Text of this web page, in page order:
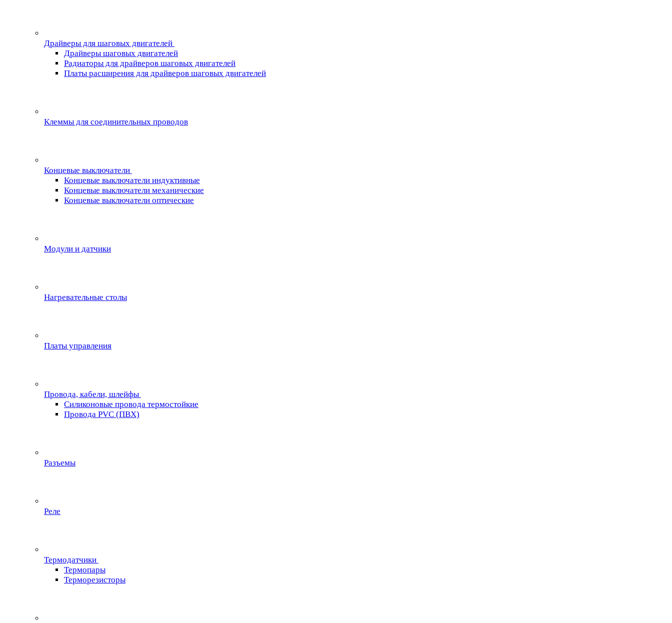
Драйверы для шаговых двигателей
Драйверы шаговых двигателей
Радиаторы для драйверов шаговых двигателей
Платы расширения для драйверов шаговых двигателей
Клеммы для соединительных проводов
Концевые выключатели
Концевые выключатели индуктивные
Концевые выключатели механические
Концевые выключатели оптические
Модули и датчики
Нагревательные столы
Платы управления
Провода, кабели, шлейфы
Силиконовые провода термостойкие
Провода PVC (ПВХ)
Разъемы
Реле
Термодатчики
Термопары
Терморезисторы